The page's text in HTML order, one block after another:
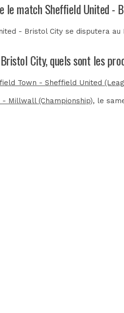
le match Sheffield United -
- Bristol City se disputera au
City, quels sont les
Town - Sheffield United
- Millwall (Championship), le